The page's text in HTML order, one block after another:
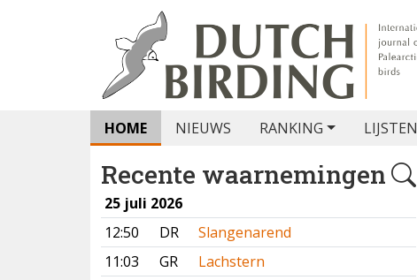
HOME NIEUWS RANKING LIJSTEN
Recente waarnemingen
25 juli 2026
12:50
DR
Slangenarend
11:03
GR
Lachstern